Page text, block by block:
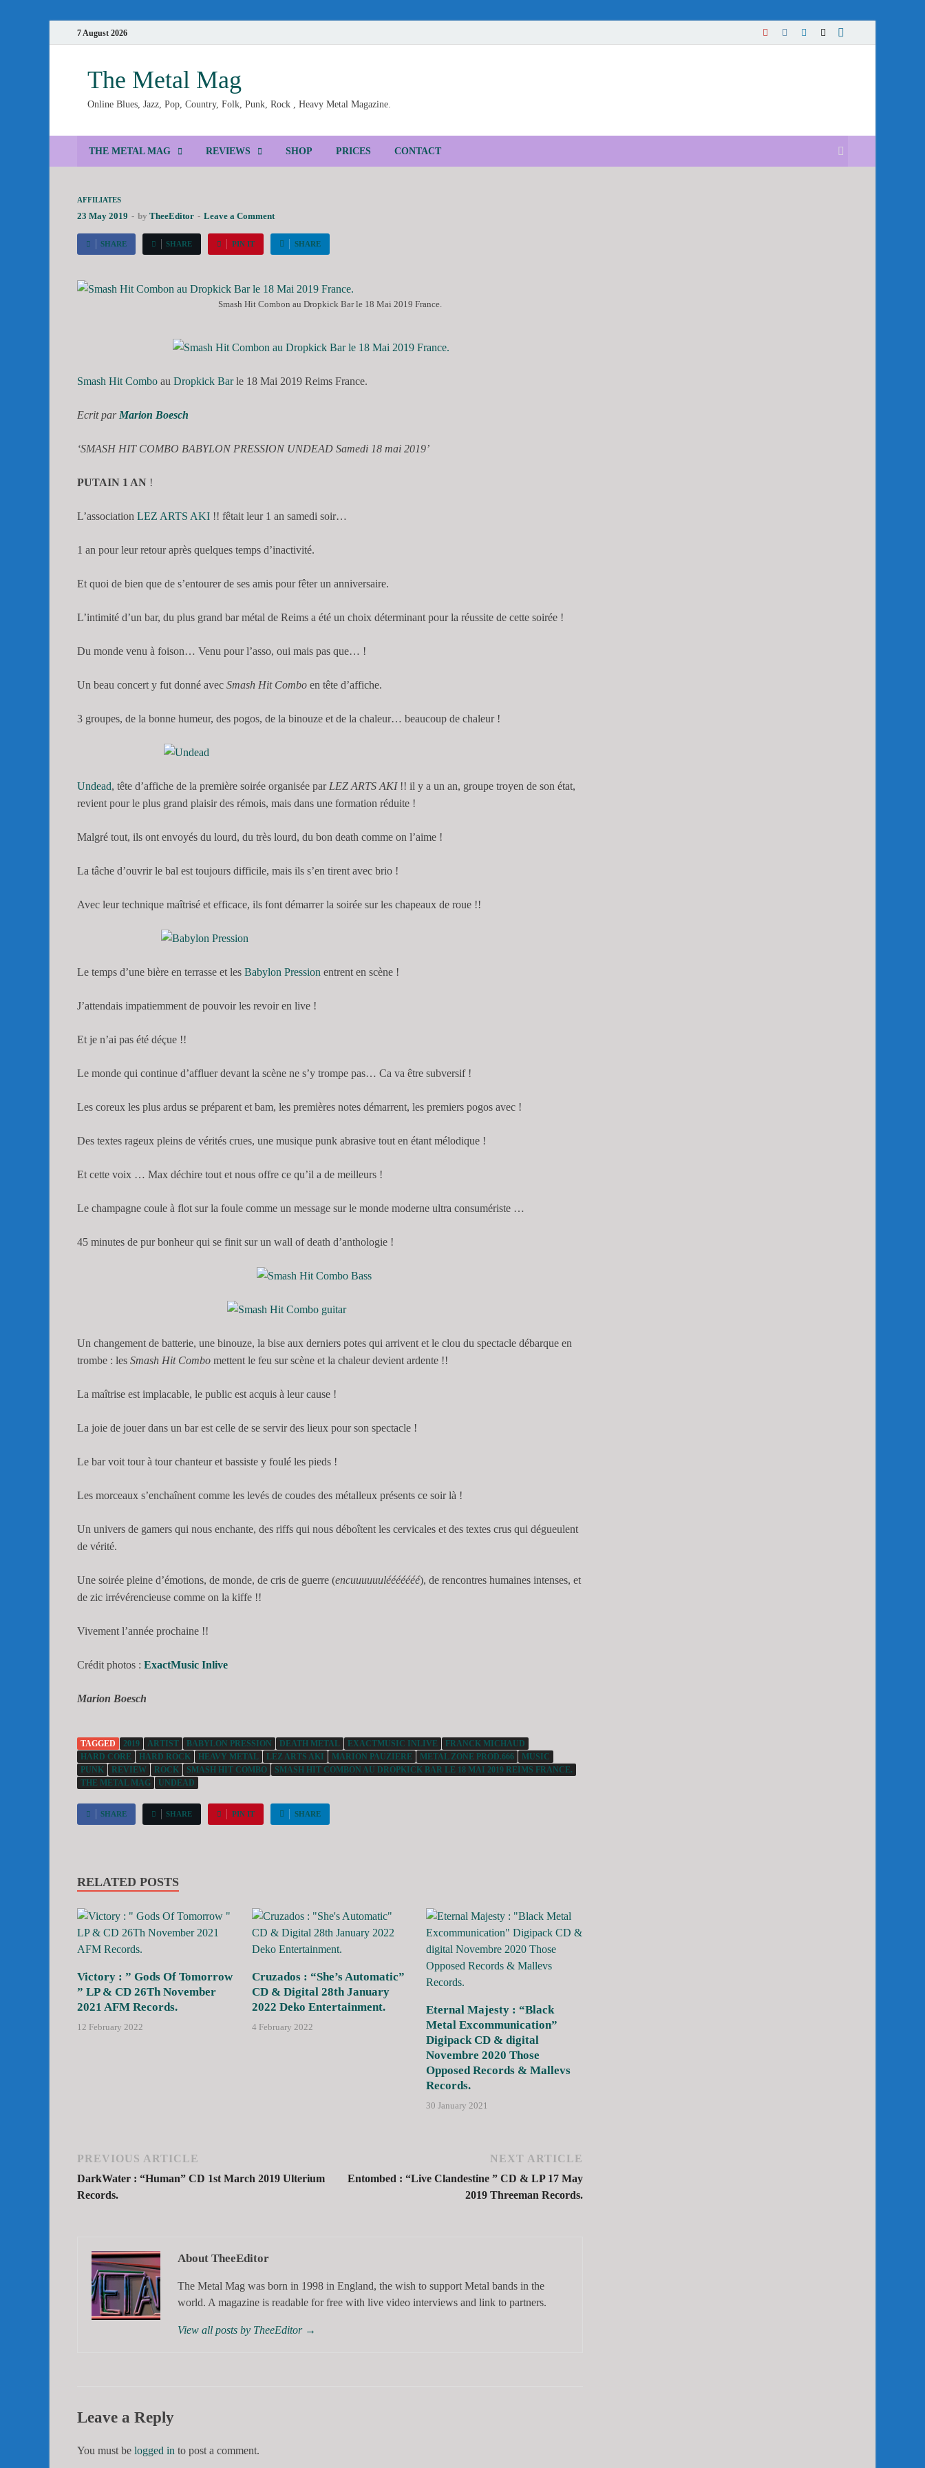
7 August 2026
The Metal Mag
Online Blues, Jazz, Pop, Country, Folk, Punk, Rock , Heavy Metal Magazine.
THE METAL MAG REVIEWS SHOP PRICES CONTACT
AFFILIATES
23 May 2019 - by TheeEditor - Leave a Comment
SHARE SHARE PIN IT SHARE
Smash Hit Combon au Dropkick Bar le 18 Mai 2019 France.
Smash Hit Combo au Dropkick Barle 18 Mai 2019 Reims France.
Ecrit par Marion Boesch
‘SMASH HIT COMBO BABYLON PRESSION UNDEAD Samedi 18 mai 2019’
PUTAIN 1 AN !
L’association LEZ ARTS AKI !! fêtait leur 1 an samedi soir…
1 an pour leur retour après quelques temps d’inactivité.
Et quoi de bien que de s’entourer de ses amis pour fêter un anniversaire.
L’intimité d’un bar, du plus grand bar métal de Reims a été un choix déterminant pour la réussite de cette soirée !
Du monde venu à foison… Venu pour l’asso, oui mais pas que… !
Un beau concert y fut donné avec Smash Hit Combo en tête d’affiche.
3 groupes, de la bonne humeur, des pogos, de la binouze et de la chaleur… beaucoup de chaleur !
Undead, tête d’affiche de la première soirée organisée par LEZ ARTS AKI!! il y a un an, groupe troyen de son état,
revient pour le plus grand plaisir des rémois, mais dans une formation réduite !
Malgré tout, ils ont envoyés du lourd, du très lourd, du bon death comme on l’aime !
La tâche d’ouvrir le bal est toujours difficile, mais ils s’en tirent avec brio !
Avec leur technique maîtrisé et efficace, ils font démarrer la soirée sur les chapeaux de roue !!
Le temps d’une bière en terrasse et les Babylon Pression entrent en scène !
J’attendais impatiemment de pouvoir les revoir en live !
Et je n’ai pas été déçue !!
Le monde qui continue d’affluer devant la scène ne s’y trompe pas… Ca va être subversif !
Les coreux les plus ardus se préparent et bam, les premières notes démarrent, les premiers pogos avec !
Des textes rageux pleins de vérités crues, une musique punk abrasive tout en étant mélodique !
Et cette voix … Max déchire tout et nous offre ce qu’il a de meilleurs !
Le champagne coule à flot sur la foule comme un message sur le monde moderne ultra consumériste …
45 minutes de pur bonheur qui se finit sur un wall of death d’anthologie !
Un changement de batterie, une binouze, la bise aux derniers potes qui arrivent et le clou du spectacle débarque en
trombe : les Smash Hit Combo mettent le feu sur scène et la chaleur devient ardente !!
La maîtrise est implacable, le public est acquis à leur cause !
La joie de jouer dans un bar est celle de se servir des lieux pour son spectacle !
Le bar voit tour à tour chanteur et bassiste y foulé les pieds !
Les morceaux s’enchaînent comme les levés de coudes des métalleux présents ce soir là !
Un univers de gamers qui nous enchante, des riffs qui nous déboîtent les cervicales et des textes crus qui dégueulent
de vérité.
Une soirée pleine d’émotions, de monde, de cris de guerre (encuuuuuulééééééé), de rencontres humaines intenses, et
de zic irrévérencieuse comme on la kiffe !!
Vivement l’année prochaine !!
Crédit photos : ExactMusic Inlive
Marion Boesch
TAGGED 2019 ARTIST BABYLON PRESSION DEATH METAL EXACTMUSIC INLIVE
FRANCK MICHAUD
HARD CORE
HARD ROCK HEAVY METAL LEZ ARTS AKI MARION PAUZIERE METAL ZONE PROD.666
MUSIC
PUNK
REVIEW ROCK SMASH HIT COMBO
SMASH HIT COMBON AU DROPKICK BAR LE 18 MAI 2019 REIMS FRANCE.
THE METAL MAG
UNDEAD
SHARE SHARE PIN IT SHARE
RELATED POSTS
Victory : ” Gods Of Tomorrow
” LP & CD 26Th November
2021 AFM Records.
12 February 2022
Cruzados : “She’s Automatic”
CD & Digital 28th January
2022 Deko Entertainment.
4 February 2022
Eternal Majesty : “Black
Metal Excommunication”
Digipack CD & digital
Novembre 2020 Those
Opposed Records & Mallevs
Records.
30 January 2021
PREVIOUS ARTICLE
DarkWater : “Human” CD 1st March 2019 Ulterium
Records.
NEXT ARTICLE
Entombed : “Live Clandestine ” CD & LP 17 May
2019 Threeman Records.
About TheeEditor
The Metal Mag was born in 1998 in England, the wish to support Metal bands in the
world. A magazine is readable for free with live video interviews and link to partners.
View all posts by TheeEditor →
Leave a Reply
You must be logged in to post a comment.